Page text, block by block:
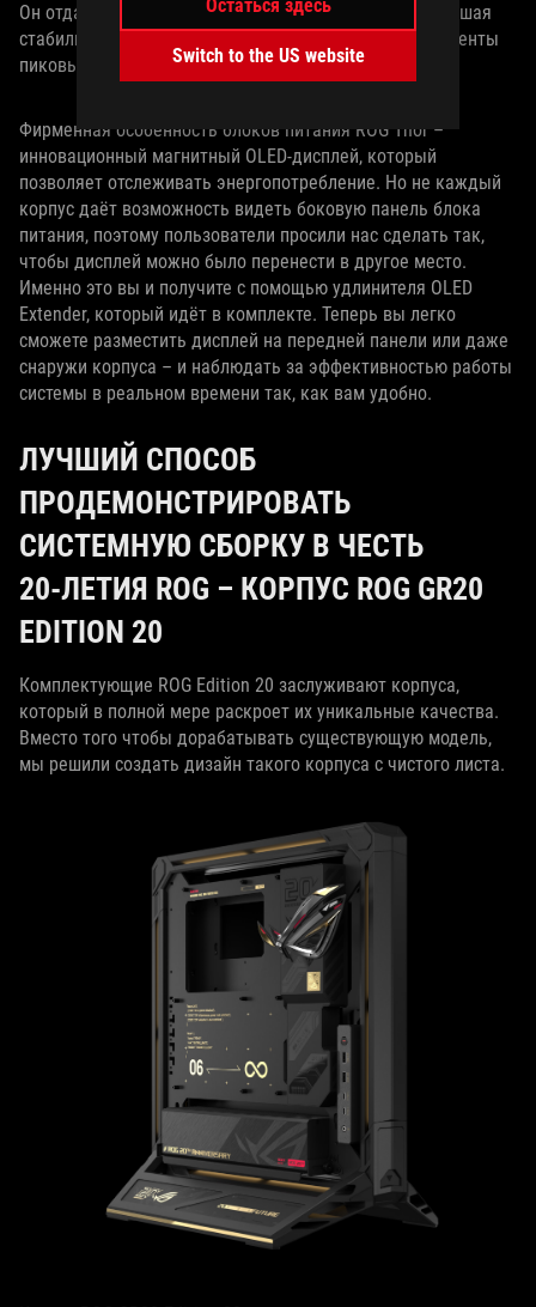
Остаться здесь
Switch to the US website
Он отдаёт приоритет потребностям видеокарты, повышая
стабильность напряжения на невероятные 45% в моменты
пиковых игровых нагрузок и экстремального разгона.
Фирменная особенность блоков питания ROG Thor –
инновационный магнитный OLED‑дисплей, который
позволяет отслеживать энергопотребление. Но не каждый
корпус даёт возможность видеть боковую панель блока
питания, поэтому пользователи просили нас сделать так,
чтобы дисплей можно было перенести в другое место.
Именно это вы и получите с помощью удлинителя OLED
Extender, который идёт в комплекте. Теперь вы легко
сможете разместить дисплей на передней панели или даже
снаружи корпуса – и наблюдать за эффективностью работы
системы в реальном времени так, как вам удобно.
ЛУЧШИЙ СПОСОБ
ПРОДЕМОНСТРИРОВАТЬ
СИСТЕМНУЮ СБОРКУ В ЧЕСТЬ
20‑ЛЕТИЯ ROG – КОРПУС ROG GR20
EDITION 20
Комплектующие ROG Edition 20 заслуживают корпуса,
который в полной мере раскроет их уникальные качества.
Вместо того чтобы дорабатывать существующую модель,
мы решили создать дизайн такого корпуса с чистого листа.